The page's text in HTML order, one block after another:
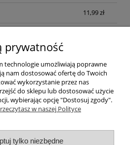
11,99 zł
Pomoc
Moje konto
prywatność
technologie umożliwiają poprawne
nam dostosować ofertę do Twoich
wykorzystanie przez nas
do sklepu lub dostosować użycie
wybierając opcję "Dostosuj zgody".
w naszej Polityce
tylko niezbędne